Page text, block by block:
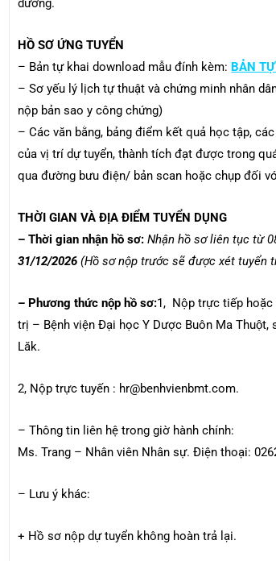
dưỡng.
HỒ SƠ ỨNG TUYỂN
– Bản tự khai download mẫu đính kèm: BẢN
– Sơ yếu lý lịch tự thuật và chứng minh nhân
nộp bản sao y công chứng)
– Các văn bằng, bảng điểm kết quả học tập,
của vị trí dự tuyển, thành tích đạt được trong
qua đường bưu điện/ bản scan hoặc chụp đối
THỜI GIAN VÀ ĐỊA ĐIỂM TUYỂN DỤNG
– Thời gian nhận hồ sơ:Nhận hồ sơ liên tục từ
31/12/2026 (Hồ sơ nộp trước sẽ được xét tuyển
– Phương thức nộp hồ sơ:1, Nộp trực tiếp hoặc
trị – Bệnh viện Đại học Y Dược Buôn Ma Thuột,
Lăk.
2, Nộp trực tuyến : hr@benhvienbmt.com.
– Thông tin liên hệ trong giờ hành chính:
Ms. Trang – Nhân viên Nhân sự. Điện thoại:
– Lưu ý khác:
+ Hồ sơ nộp dự tuyển không hoàn trả lại.